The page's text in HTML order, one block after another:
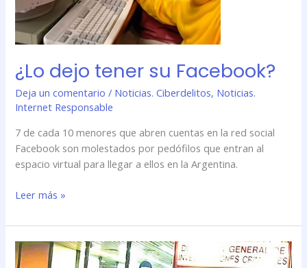
¿Lo dejo tener su Facebook?
Deja un comentario / Noticias. Ciberdelitos, Noticias.
Internet Responsable
7 de cada 10 menores que abren cuentas en la red social
Facebook son molestados por pedófilos que entran al
espacio virtual para llegar a ellos en la Argentina.
Leer más »
Cae
una